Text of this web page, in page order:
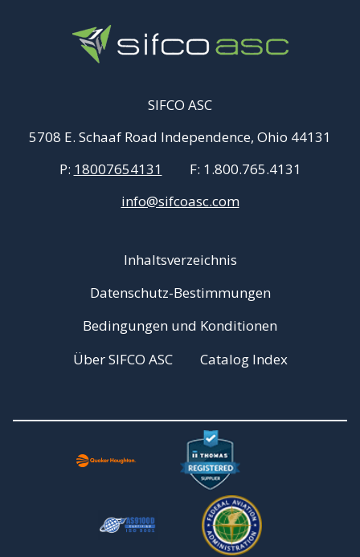
SIFCO ASC
5708 E. Schaaf Road Independence, Ohio 44131
P: 18007654131 F: 1.800.765.4131
info@sifcoasc.com
Inhaltsverzeichnis
Datenschutz-Bestimmungen
Bedingungen und Konditionen
Über SIFCO ASC
Catalog Index